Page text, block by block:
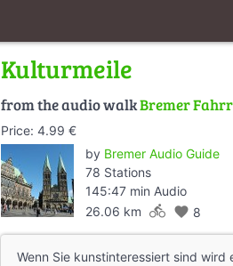
Kulturmeile
from the audio walkBremer
Price: 4.99 €
by Bremer Audio Guide
78 Stations
145:47 min Audio
26.06 km directions_bike favorite 8
Wenn Sie kunstinteressiert sind wird